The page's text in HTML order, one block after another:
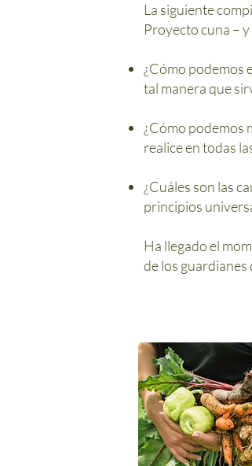
La siguiente
Proyecto cuna –
¿Cómo podemos
tal manera que
¿Cómo podemos
realice en todas
¿Cuáles son las
principios
Ha llegado el
de los guardianes